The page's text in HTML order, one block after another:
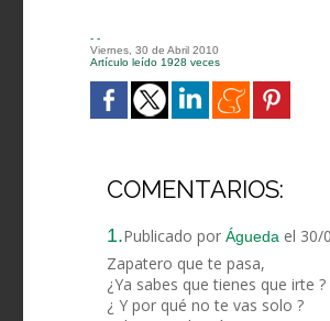
- -
Viernes, 30 de Abril 2010
Artículo leído 1928 veces
COMENTARIOS:
1.Publicado por Águeda el 30/
Zapatero que te pasa,
¿Ya sabes que tienes que irte ?
¿ Y por qué no te vas solo ?